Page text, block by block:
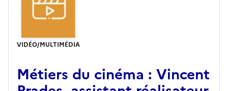
VIDÉO/MULTIMÉDIA
Métiers du cinéma : Vincent